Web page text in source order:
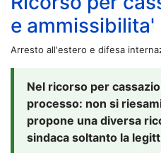
e ammissibilita'
Arresto all'estero e difesa
Nel ricorso per
processo: non si
propone una diversa
sindaca soltanto la